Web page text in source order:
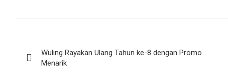
pos
Wuling Rayakan Ulang Tahun ke-8 dengan Promo
Menarik